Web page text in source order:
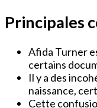
Principales
Afida Turner
certains
Il y a des
naissance,
Cette